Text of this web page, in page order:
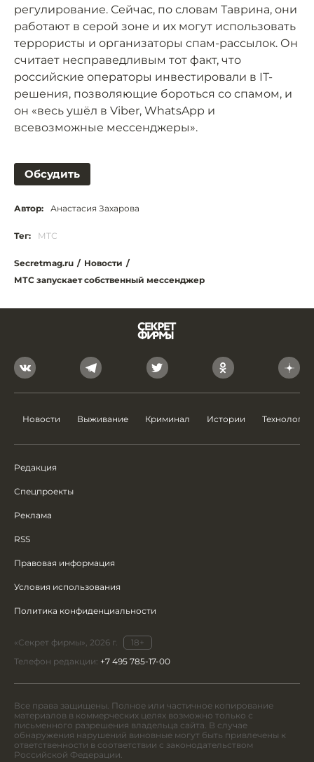
регулирование. Сейчас, по словам Таврина, они
работают в серой зоне и их могут использовать
террористы и организаторы спам-рассылок. Он
считает несправедливым тот факт, что
российские операторы инвестировали в IT-
решения, позволяющие бороться со спамом, и
он «весь ушёл в Viber, WhatsApp и
всевозможные мессенджеры».
Обсудить
Автор: Анастасия Захарова
Тег: МТС
Secretmag.ru / Новости /
МТС запускает собственный мессенджер
Новости Выживание Криминал Истории Технологии
Редакция
Спецпроекты
Реклама
RSS
Правовая информация
Условия использования
Политика конфиденциальности
«Секрет фирмы», 2026 г.
18+
Телефон редакции: +7 495 785-17-00
Все права защищены. Полное или частичное копирование
материалов в коммерческих целях возможно только с
письменного разрешения владельца сайта. В случае
обнаружения нарушений виновные могут быть привлечены к
ответственности в соответствии с законодательством
Российской Федерации.